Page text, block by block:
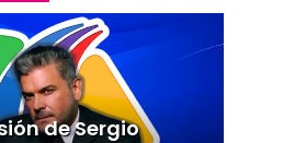
de Sergio